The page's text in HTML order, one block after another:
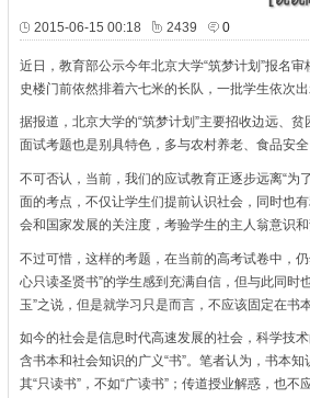
2015-06-15 00:18 2439 0
近日，教育部公示今年北京大学“筑梦计划”报名
史楼门前依然排着六七米的长队，一批学生依次
据报道，北京大学的“筑梦计划”主要招收边远、
面试考题也是别具特色，多与农村养老、食品安
不可否认，当前，我们的应试教育正逐步远离“为
面的考点，不仅让学生们提前认识社会，同时也
会和国家发展的关注度，考验学生的主人翁意识和
不过可惜，这样的考题，在当前的高考试卷中，
心只读圣贤书”的学生感到充满自信，但与此同时
玉”之说，但是就学习只是而言，不应该固定在书
如今的社会是信息时代高速发展的社会，科学技
含书本和社会知识的广义“书”。笔者认为，书本
其“只读书”，不如“广读书”；传道授业解惑，也